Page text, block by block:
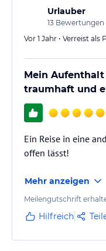
Urlauber
13 Bewertungen
Vor 1 Jahr • Verreist als
Mein
traumhaft und
Ein Reise in eine
offen lässt!
Mehr anzeigen
Meilengutschrift
Hilfreich